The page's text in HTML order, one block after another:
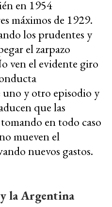
en 1954
máximos de 1929.
los prudentes y
el zarpazo
ven el evidente giro
y otro episodio y
que las
en todo caso
mueven el
nuevos gastos.
la Argentina